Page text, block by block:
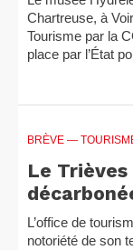
Chartreuse, à
Tourisme par la
place par l’État
BRÈVE —
Le
L’office de
notoriété de son